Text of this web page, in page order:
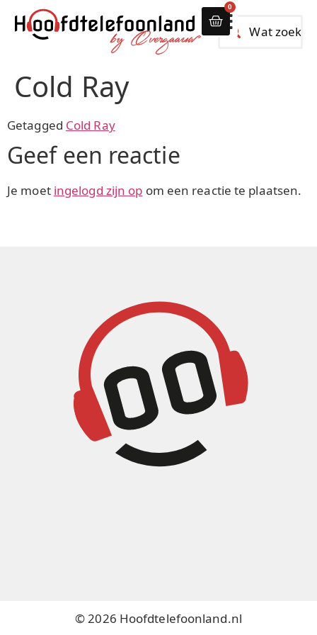
0
Cold Ray
Getagged Cold Ray
Geef een reactie
Je moet ingelogd zijn op om een reactie te plaatsen.
© 2026 Hoofdtelefoonland.nl